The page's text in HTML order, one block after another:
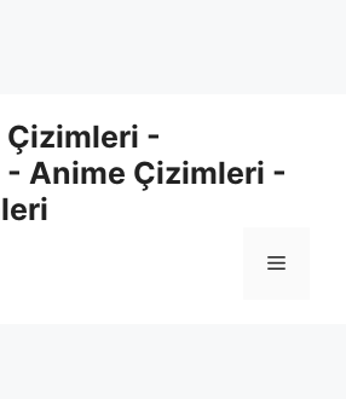
Çizimleri -
- Anime Çizimleri -
Menu